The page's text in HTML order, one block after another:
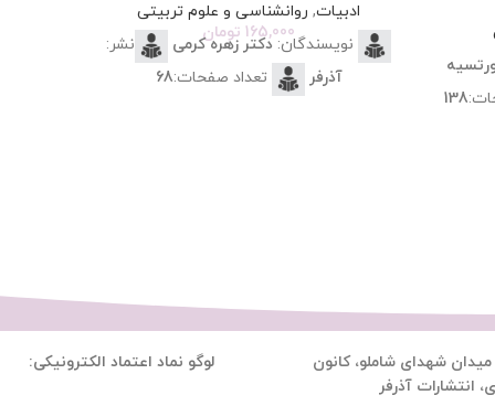
138
ادبیات, روانشناسی و علوم تربیتی
165,000 تومان
نویسندگان: دکتر زهره کرمی
نشر:
آذرفر
تعداد صفحات:68
شهدای شاملو، کانون
انتشارات آذرفر
لوگو نماد اعتماد الکترونیکی: